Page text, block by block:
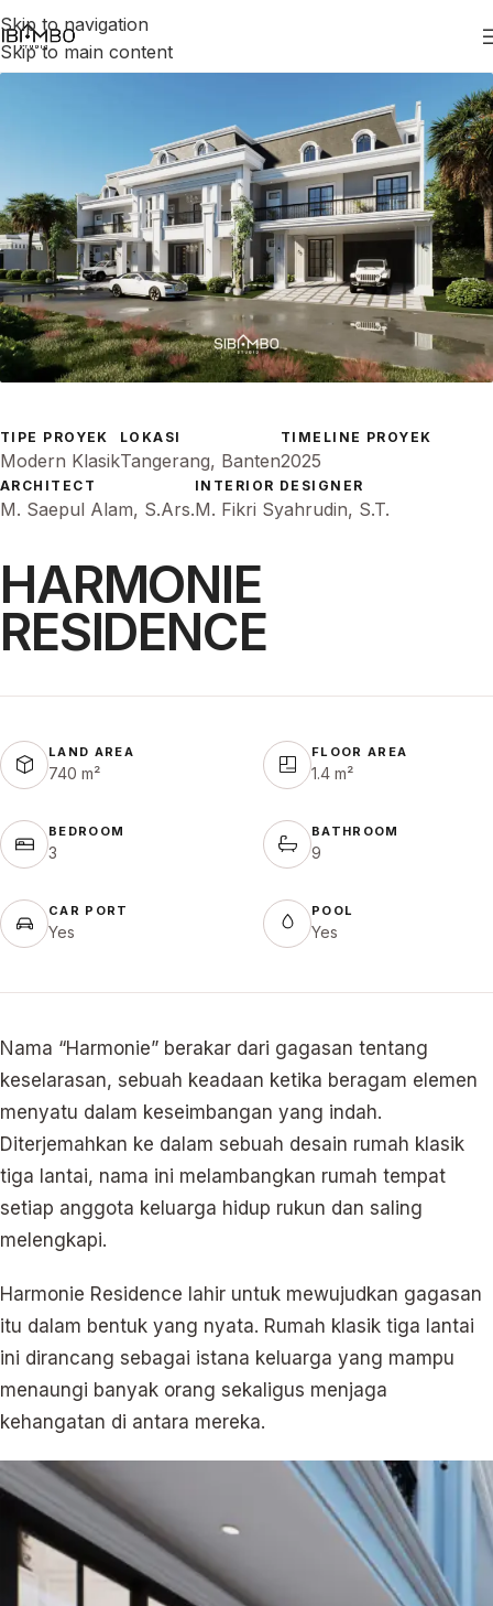
Skip to navigation
Skip to main content
TIPE PROYEK
Modern Klasik
LOKASI
Tangerang, Banten
TIMELINE PROYEK
2025
ARCHITECT
M. Saepul Alam, S.Ars.
INTERIOR DESIGNER
M. Fikri Syahrudin, S.T.
HARMONIE
RESIDENCE
LAND AREA
740 m²
FLOOR AREA
1.4 m²
BEDROOM
3
BATHROOM
9
CAR PORT
Yes
POOL
Yes
Nama “Harmonie” berakar dari gagasan tentang
keselarasan, sebuah keadaan ketika beragam elemen
menyatu dalam keseimbangan yang indah.
Diterjemahkan ke dalam sebuah desain rumah klasik
tiga lantai, nama ini melambangkan rumah tempat
setiap anggota keluarga hidup rukun dan saling
melengkapi.
Harmonie Residence lahir untuk mewujudkan gagasan
itu dalam bentuk yang nyata. Rumah klasik tiga lantai
ini dirancang sebagai istana keluarga yang mampu
menaungi banyak orang sekaligus menjaga
kehangatan di antara mereka.